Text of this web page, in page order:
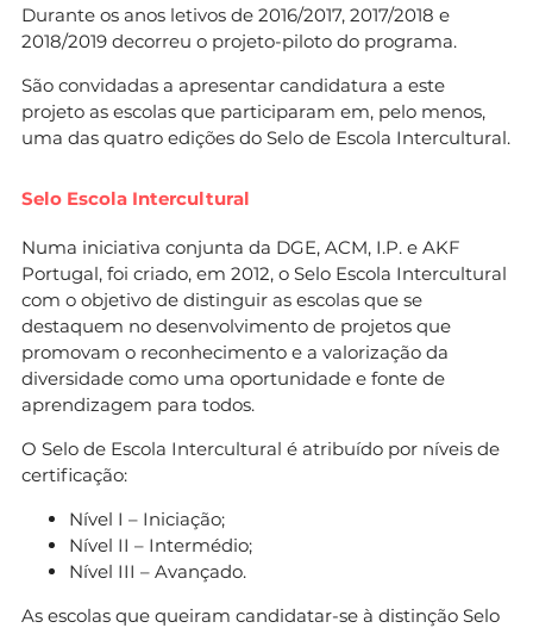
Durante os anos letivos de 2016/2017, 2017/2018 e
2018/2019 decorreu o projeto-piloto do programa.
São convidadas a apresentar candidatura a este
projeto as escolas que participaram em, pelo menos,
uma das quatro edições do Selo de Escola Intercultural.
Selo Escola Intercultural
Numa iniciativa conjunta da DGE, ACM, I.P. e AKF
Portugal, foi criado, em 2012, o Selo Escola Intercultural
com o objetivo de distinguir as escolas que se
destaquem no desenvolvimento de projetos que
promovam o reconhecimento e a valorização da
diversidade como uma oportunidade e fonte de
aprendizagem para todos.
O Selo de Escola Intercultural é atribuído por níveis de
certificação:
Nível I – Iniciação;
Nível II – Intermédio;
Nível III – Avançado.
As escolas que queiram candidatar-se à distinção Selo